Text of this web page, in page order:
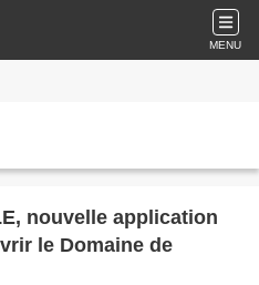
MENU
nouvelle application
le Domaine de